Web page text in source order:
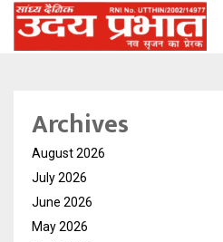
Archives
August 2026
July 2026
June 2026
May 2026